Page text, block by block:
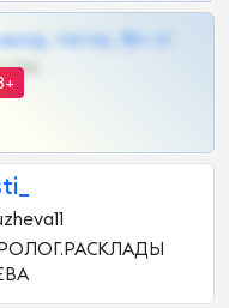
теток, 18+ тг